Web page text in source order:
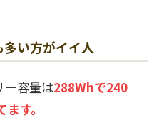
い方がイイ人
ー容量は288Whで240
す。